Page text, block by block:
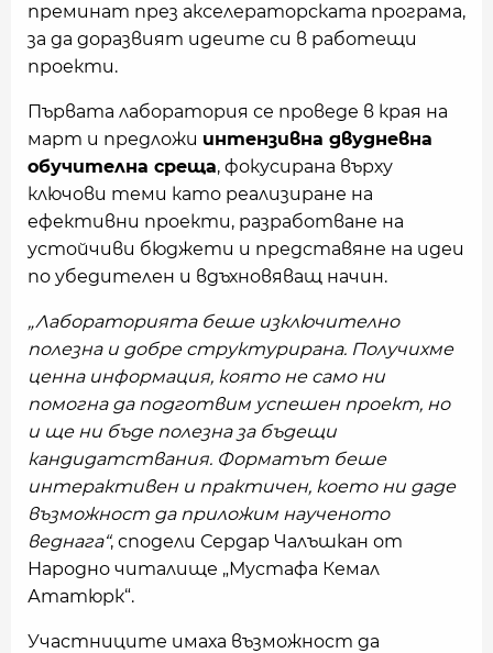
преминат през акселераторската програма,
за да доразвият идеите си в работещи
проекти.
Първата лаборатория се проведе в края на
март и предложи интензивна двудневна
обучителна среща, фокусирана върху
ключови теми като реализиране на
ефективни проекти, разработване на
устойчиви бюджети и представяне на идеи
по убедителен и вдъхновяващ начин.
„Лабораторията беше изключително
полезна и добре структурирана. Получихме
ценна информация, която не само ни
помогна да подготвим успешен проект, но
и ще ни бъде полезна за бъдещи
кандидатствания. Форматът беше
интерактивен и практичен, което ни даде
възможност да приложим наученото
веднага“, сподели Сердар Чалъшкан от
Народно читалище „Мустафа Кемал
Ататюрк“.
Участниците имаха възможност да